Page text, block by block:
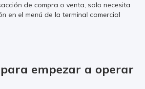
de compra o venta, solo necesita
en el menú de la terminal comercial
empezar a operar